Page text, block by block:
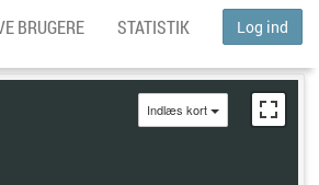
Log ind
BRUGERE STATISTIK
Indlæs kort